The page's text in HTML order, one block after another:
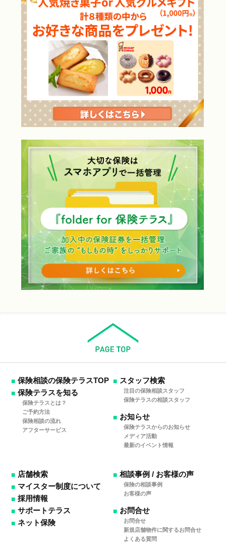
保険相談の保険テラスTOP
保険テラスを知る
保険テラスとは？
ご予約方法
保険相談の流れ
アフターサービス
スタッフ検索
注目の保険相談スタッフ
保険テラスの相談スタッフ
お知らせ
保険テラスからのお知らせ
メディア活動
最新のイベント情報
店舗検索
マイスター制度について
採用情報
サポートテラス
ネット保険
相談事例 / お客様の声
保険の相談事例
お客様の声
お問合せ
お問合せ
新規店舗物件に関するお問合せ
よくある質問